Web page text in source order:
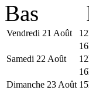
Vendredi 21 Août
Samedi 22 Août
Dimanche 23 Août